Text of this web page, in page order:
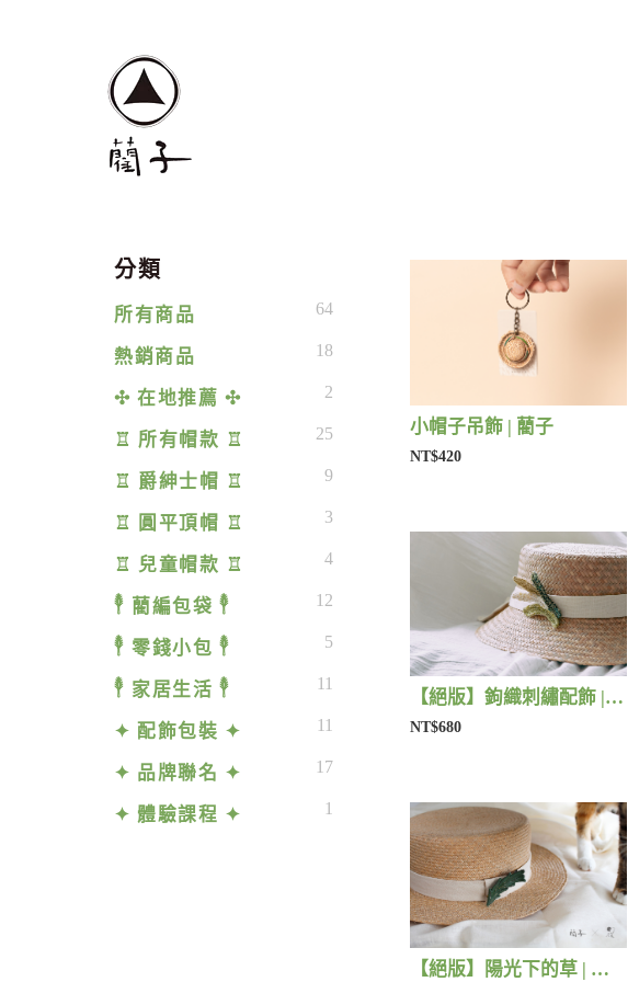
分類
所有商品 64
熱銷商品 18
✣ 在地推薦 ✣ 2
♖ 所有帽款 ♖ 25
♖ 爵紳士帽 ♖ 9
♖ 圓平頂帽 ♖ 3
♖ 兒童帽款 ♖ 4
𓇣 藺編包袋 𓇣 12
𓇣 零錢小包 𓇣 5
𓇣 家居生活 𓇣 11
✦ 配飾包裝 ✦ 11
✦ 品牌聯名 ✦ 17
✦ 體驗課程 ✦ 1
小帽子吊飾 | 藺子
NT$420
【絕版】鉤織刺繡配飾 | 藺子Xphytooo
NT$680
【絕版】陽光下的草 | 藺子X片片